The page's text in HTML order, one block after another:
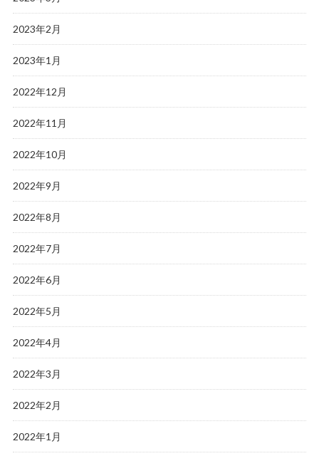
2023年2月
2023年1月
2022年12月
2022年11月
2022年10月
2022年9月
2022年8月
2022年7月
2022年6月
2022年5月
2022年4月
2022年3月
2022年2月
2022年1月